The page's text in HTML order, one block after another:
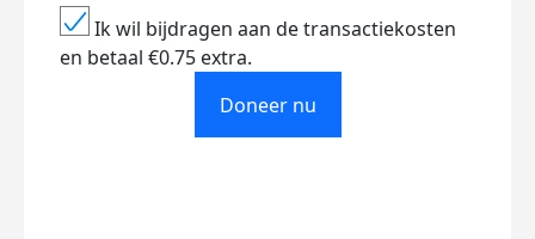
Ik wil bijdragen aan de transactiekosten
en betaal €0.75 extra.
Doneer nu